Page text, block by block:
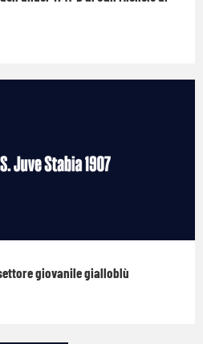
giovanile gialloblù